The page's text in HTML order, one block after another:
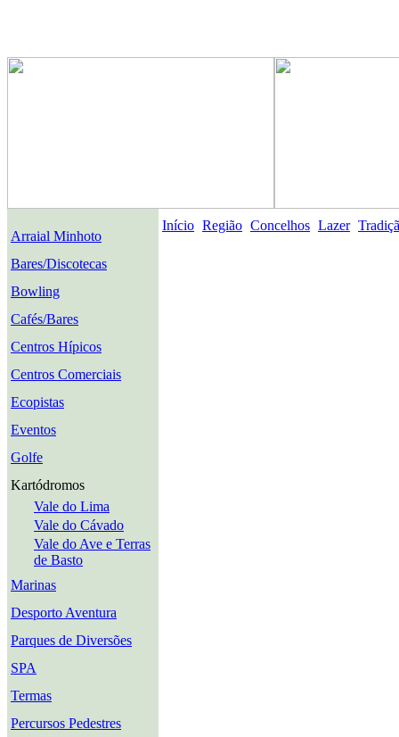
Arraial Minhoto
Bares/Discotecas
Bowling
Cafés/Bares
Centros Hípicos
Centros Comerciais
Ecopistas
Eventos
Golfe
Kartódromos
Vale do Lima
Vale do Cávado
Vale do Ave e Terras
de Basto
Marinas
Desporto Aventura
Parques de Diversões
SPA
Termas
Percursos Pedestres
Início Região Concelhos Lazer